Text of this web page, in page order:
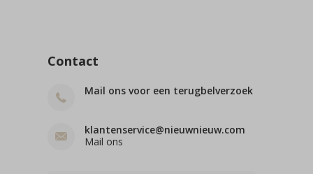
Contact
Mail ons voor een terugbelverzoek
klantenservice@nieuwnieuw.com
Mail ons